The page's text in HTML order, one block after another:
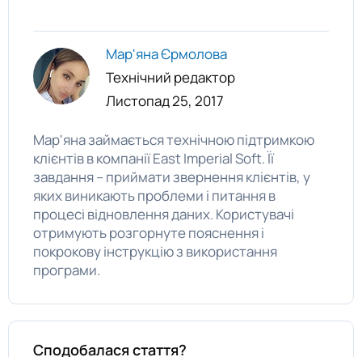
Мар'яна Єрмолова
Технічний редактор
Листопад 25, 2017
Мар'яна займається технічною підтримкою
клієнтів в компанії East Imperial Soft. Її
завдання – приймати звернення клієнтів, у
яких виникають проблеми і питання в
процесі відновлення даних. Користувачі
отримують розгорнуте пояснення і
покрокову інструкцію з використання
програми.
Сподобалася стаття?